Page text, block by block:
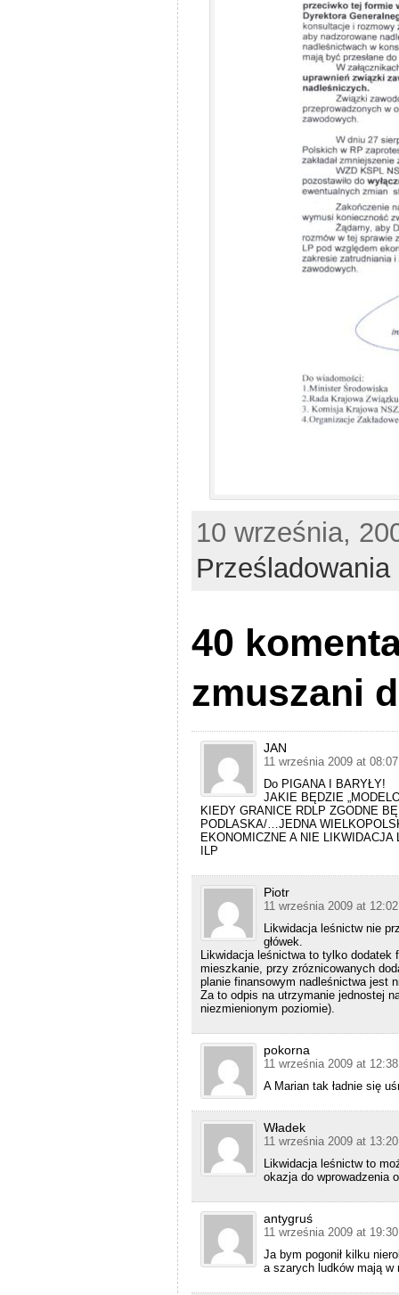
10 września,
40
zmuszani
JAN
11 września 2009 at 08:07
Do PIGANA I BARYŁY!
JAKIE BĘDZIE
KIEDY GRANICE RDLP ZGODNE
PODLASKA/…JEDNA
EKONOMICZNE A NIE LIKWIDACJA
ILP
Piotr
11 września 2009 at 12:02
Likwidacja leśnictw nie
główek.
Likwidacja leśnictwa to tylko dodatek
mieszkanie, przy zróznicowanych
planie finansowym nadleśnictwa jest
Za to odpis na utrzymanie jednostej
niezmienionym poziomie).
pokorna
11 września 2009 at 12:38
A Marian tak ładnie się
Władek
11 września 2009 at 13:20
Likwidacja leśnictw to
okazja do wprowadzenia
antygruś
11 września 2009 at 19:30
Ja bym pogonił kilku
a szarych ludków mają w